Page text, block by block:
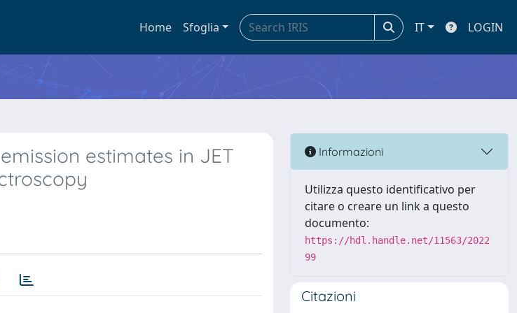
Home Sfoglia IT LOGIN
estimates in JET
Informazioni
Utilizza questo identificativo per
citare o creare un link a questo
documento:
https://hdl.handle.net/11563/2022
99
Citazioni